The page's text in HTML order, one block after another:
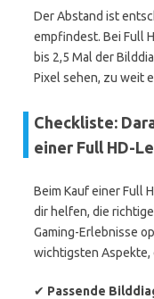
Der Abstand ist
empfindest. Bei Full
bis 2,5 Mal der
Pixel sehen, zu weit
Checkliste:
einer Full HD-
Beim Kauf einer Full
dir helfen, die
Gaming-Erlebnisse
wichtigsten
✔ Passende